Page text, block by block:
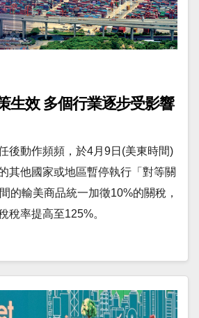
生效 多個行業逐步受影響
後動作頻頻，於4月9日(美東時間)
其他國家或地區暫停執行「對等關
的輸美商品統一加徵10%的關稅，
稅率提高至125%。